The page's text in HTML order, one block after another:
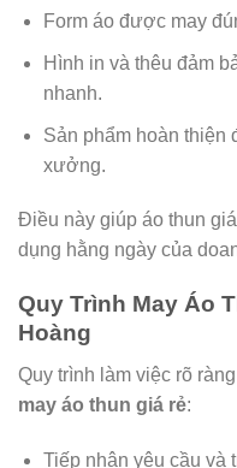
Form áo được may
Hình in và thêu đảm
nhanh.
Sản phẩm hoàn thiện
xưởng.
Điều này giúp áo thun
dụng hằng ngày của
Quy Trình May Áo
Hoàng
Quy trình làm việc rõ
may áo thun giá rẻ:
Tiếp nhận yêu cầu và